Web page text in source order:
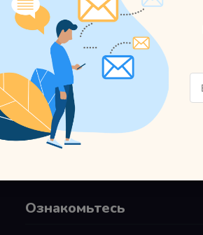
Биография
Данные биографии пустые
Ознакомьтесь